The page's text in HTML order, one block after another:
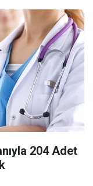
204 Adet